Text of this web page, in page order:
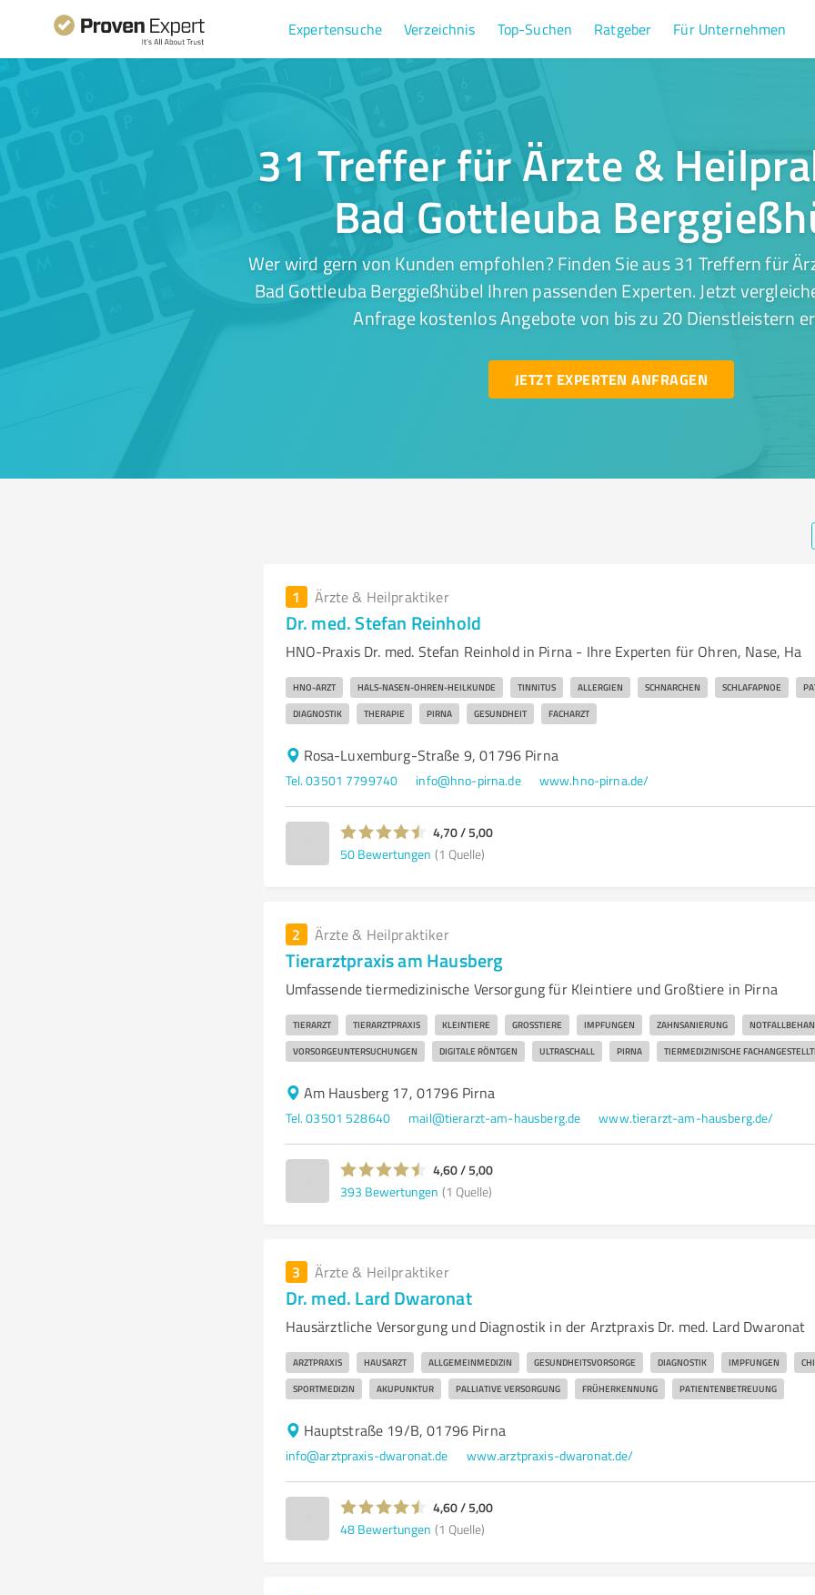
Expertensuche Verzeichnis Top-Suchen Ratgeber Für Unternehmen
31 Treffer für Ärzte &
Bad Gottleuba
Wer wird gern von Kunden empfohlen? Finden Sie aus 31 Treffern für
Bad Gottleuba Berggießhübel Ihren passenden Experten. Jetzt
Anfrage kostenlos Angebote von bis zu 20 Dienstleistern
JETZT EXPERTEN ANFRAGEN
1 Ärzte & Heilpraktiker
Dr. med. Stefan Reinhold
HNO-Praxis Dr. med. Stefan Reinhold in Pirna - Ihre Experten für Ohren, Nase, Ha
HNO-ARZT HALS-NASEN-OHREN-HEILKUNDE TINNITUS ALLERGIEN SCHNARCHEN SCHLAFAPNOE
DIAGNOSTIK THERAPIE PIRNA GESUNDHEIT FACHARZT
Rosa-Luxemburg-Straße 9, 01796 Pirna
Tel. 03501 7799740 info@hno-pirna.de www.hno-pirna.de/
4,70 / 5,00
50 Bewertungen (1 Quelle)
2 Ärzte & Heilpraktiker
Tierarztpraxis am Hausberg
Umfassende tiermedizinische Versorgung für Kleintiere und Großtiere in Pirna
TIERARZT TIERARZTPRAXIS KLEINTIERE GROSSTIERE IMPFUNGEN ZAHNSANIERUNG
VORSORGEUNTERSUCHUNGEN DIGITALE RÖNTGEN ULTRASCHALL PIRNA TIERMEDIZINISCHE
Am Hausberg 17, 01796 Pirna
Tel. 03501 528640 mail@tierarzt-am-hausberg.de www.tierarzt-am-hausberg.de/
4,60 / 5,00
393 Bewertungen (1 Quelle)
3 Ärzte & Heilpraktiker
Dr. med. Lard Dwaronat
Hausärztliche Versorgung und Diagnostik in der Arztpraxis Dr. med. Lard Dwaronat
ARZTPRAXIS HAUSARZT ALLGEMEINMEDIZIN GESUNDHEITSVORSORGE DIAGNOSTIK IMPFUNGEN
SPORTMEDIZIN AKUPUNKTUR PALLIATIVE VERSORGUNG FRÜHERKENNUNG PATIENTENBETREUUNG
Hauptstraße 19/B, 01796 Pirna
info@arztpraxis-dwaronat.de www.arztpraxis-dwaronat.de/
4,60 / 5,00
48 Bewertungen (1 Quelle)